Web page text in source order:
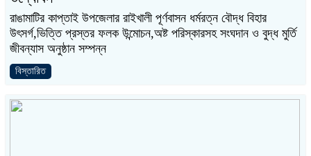
রাঙামাটির কাপ্তাই উপজেলার রাইখালী পূর্ণবাসন ধর্মরত্ন বৌদ্ধ বিহার
উৎসর্গ,ভিত্তি প্রস্তর ফলক উন্মোচন,অষ্ট পরিস্কারসহ সংঘদান ও বুদ্ধ মুর্তি
জীবন্যাস অনুষ্ঠান সম্পন্ন
বিস্তারিত